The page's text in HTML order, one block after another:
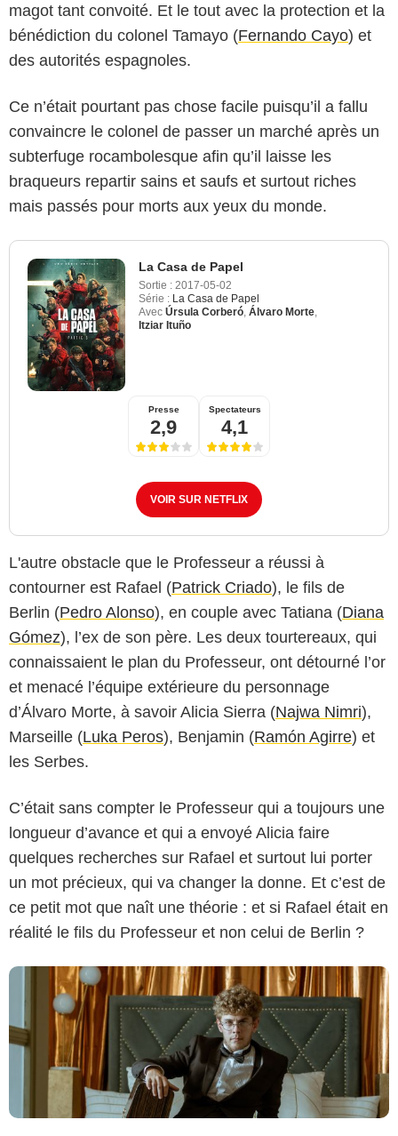
magot tant convoité. Et le tout avec la protection et la
bénédiction du colonel Tamayo (Fernando Cayo) et
des autorités espagnoles.
Ce n’était pourtant pas chose facile puisqu’il a fallu
convaincre le colonel de passer un marché après un
subterfuge rocambolesque afin qu’il laisse les
braqueurs repartir sains et saufs et surtout riches
mais passés pour morts aux yeux du monde.
La Casa de Papel
Sortie : 2017-05-02
Série : La Casa de Papel
Avec Úrsula Corberó Álvaro Morte
Itziar Ituño
Presse
2,9
Spectateurs
4,1
VOIR SUR NETFLIX
L'autre obstacle que le Professeur a réussi à
contourner est Rafael (Patrick Criado), le fils de
Berlin (Pedro Alonso), en couple avec Tatiana (Diana
Gómez), l’ex de son père. Les deux tourtereaux, qui
connaissaient le plan du Professeur, ont détourné l’or
et menacé l’équipe extérieure du personnage
d’Álvaro Morte, à savoir Alicia Sierra (Najwa Nimri),
Marseille (Luka Peros), Benjamin (Ramón Agirre) et
les Serbes.
C’était sans compter le Professeur qui a toujours une
longueur d’avance et qui a envoyé Alicia faire
quelques recherches sur Rafael et surtout lui porter
un mot précieux, qui va changer la donne. Et c’est de
ce petit mot que naît une théorie : et si Rafael était en
réalité le fils du Professeur et non celui de Berlin ?